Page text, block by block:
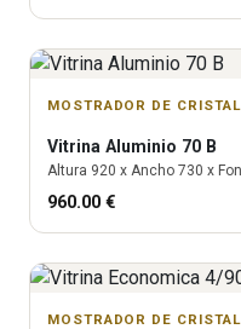
MOSTRADOR DE CRISTAL
Vitrina Aluminio 70 B
Altura 920 x Ancho 730 x
960.00 €
MOSTRADOR DE CRISTAL